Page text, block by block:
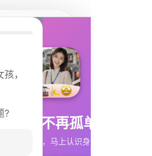
，
?
今晚不再孤单
城快速匹配，马上认识身边的TA